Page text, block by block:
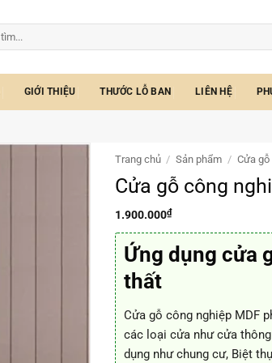
GIỚI THIỆU THƯỚC LỖ BAN LIÊN HỆ
Trang chủ / Sản phẩm / Cửa gỗ
Cửa gỗ công
1.900.000₫
Ứng dụng cửa
thất
Cửa gỗ công nghiệp MDF
các loại cửa như cửa
dụng như chung cư, Biệt